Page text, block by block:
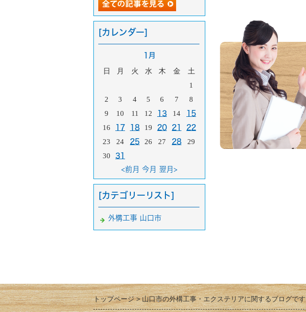
[カレンダー]
1月
日 月 火 水 木 金
土
1
2
3 4 5 6 7
8
9
10 11 12 13 14 15
16 17 18 19 20 21 22
23 24 25 26 27 28
29
30
31
<前月 今月 翌月>
[カテゴリーリスト]
外構工事 山口市
トップページ 山口市の外構工事・エクステリアに関するブログです